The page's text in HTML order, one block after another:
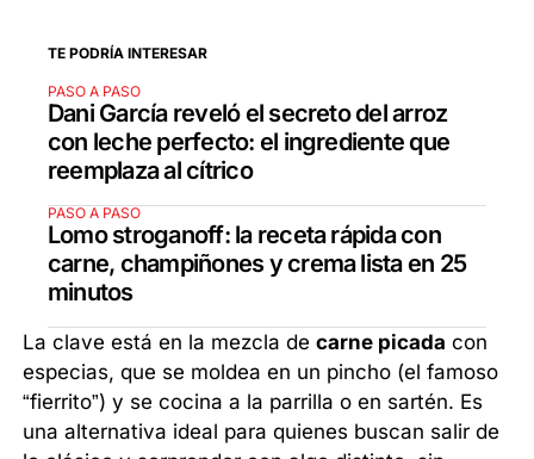
TE PODRÍA INTERESAR
PASO A PASO
Dani García reveló el secreto del arroz
con leche perfecto: el ingrediente que
reemplaza al cítrico
PASO A PASO
Lomo stroganoff: la receta rápida con
carne, champiñones y crema lista en 25
minutos
La clave está en la mezcla decarne picada con
especias, que se moldea en un pincho (el famoso
“fierrito”) y se cocina a la parrilla o en sartén. Es
una alternativa ideal para quienes buscan salir de